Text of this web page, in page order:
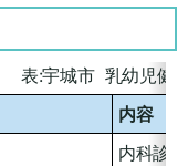
表:宇城市 乳幼児健
内容
内科診察